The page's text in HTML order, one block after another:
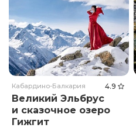
Кабардино-Балкария 4.9
Великий Эльбрус
и сказочное озеро
Гижгит